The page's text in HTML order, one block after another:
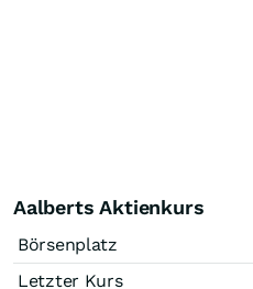
Aalberts Aktienkurs
Börsenplatz
Letzter Kurs